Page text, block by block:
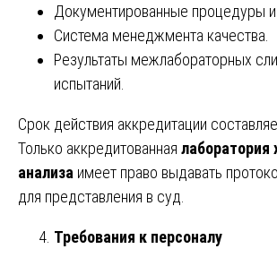
Документированные процедуры и
Система менеджмента качества.
Результаты межлабораторных
испытаний.
Срок действия аккредитации
Только аккредитованная лаборатория
анализа имеет право выдавать
для представления в суд.
Требования к персоналу